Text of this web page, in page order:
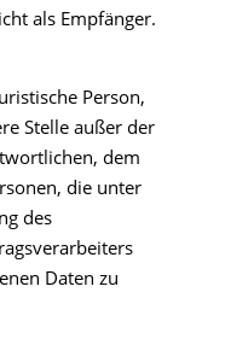
als Empfänger.
Person,
Stelle außer der
dem
die unter
des
Daten zu